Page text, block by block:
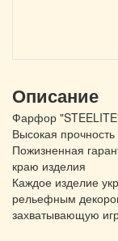
Описание
Фарфор
Высокая
Пожизненная
краю изделия
Каждое изделие
рельефным
захватывающую